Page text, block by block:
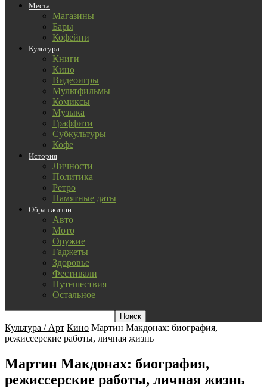
Места
Магазины
Бары
Кофейни
Культура
Книги
Кино
Видеоигры
Мультфильмы
Комиксы
Музыка
Граффити
Субкультуры
Кофе
История
Личности
Политика
Ретро
Памятные даты
Образ жизни
Авто
Мото
Оружие
Гаджеты
Здоровье
Фестивали
Путешествия
Остальное
Культура / Арт Кино Мартин Макдонах: биография,
режиссерские работы, личная жизнь
Мартин Макдонах: биография,
режиссерские работы, личная жизнь